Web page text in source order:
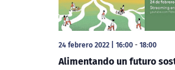
24 febrero 2022 | 16:00- 18:00
Alimentando un futuro